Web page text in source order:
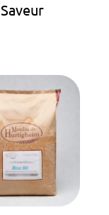
Saveur